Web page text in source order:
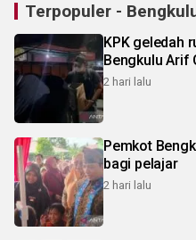
Terpopuler -
KPK geledah
Bengkulu Arif
2 hari lalu
Pemkot
bagi pelajar
2 hari lalu